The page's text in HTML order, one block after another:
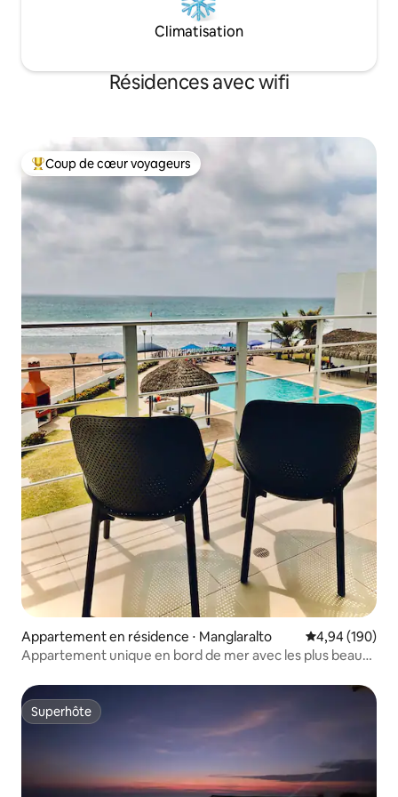
Climatisation
Résidences avec wifi
Coups de cœur voyageurs les plus appréciés
Coup de cœur voyageurs
Appartement en résidence ⋅ Manglaralto Évaluation
4,94 (190)
Appartement unique en bord de mer avec les plus beaux
Superhôte
Superhôte